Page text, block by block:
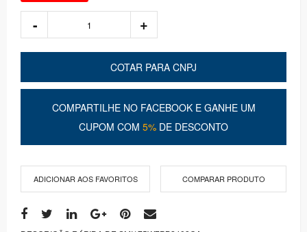
COTAR PARA CNPJ
COMPARTILHE NO FACEBOOK E GANHE UM
CUPOM COM 5% DE DESCONTO
ADICIONAR AOS FAVORITOS COMPARAR PRODUTO